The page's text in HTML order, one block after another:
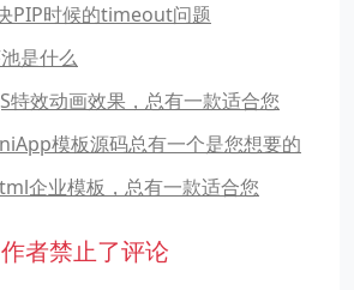
PIP时候的timeout问题
是什么
特效动画效果，总有一款适合您
模板源码总有一个是您想要的
企业模板，总有一款适合您
作者禁止了评论